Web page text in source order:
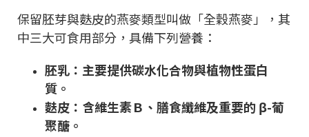
保留胚芽與麩皮的燕麥類型叫做「全穀燕麥」，其
中三大可食用部分，具備下列營養：
胚乳：主要提供碳水化合物與植物性蛋白
質。
麩皮：含維生素Ｂ、膳食纖維及重要的 β-葡
聚醣。